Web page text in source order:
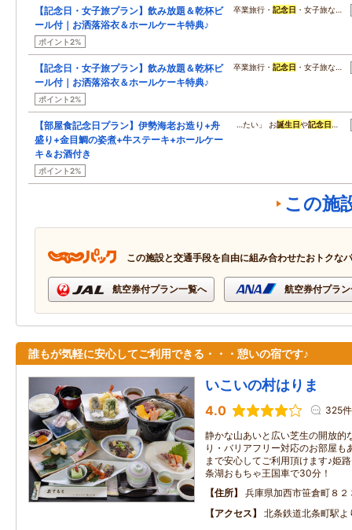
【記念日・女子旅プラン】飲み放題＆乾杯ビ
ール付｜お洒落浴衣＆ホールケーキ特典♪
ポイント2%
卒業旅行・ 記念日 ・女子旅な…
【記念日・女子旅プラン】飲み放題＆乾杯ビ
ール付｜お洒落浴衣＆ホールケーキ特典♪
ポイント2%
卒業旅行・ 記念日 ・女子旅な…
【部屋食記念日プラン】伊勢海老お造り+舟
盛り+金目鯛の姿煮+牛ステーキ+ホールケー
キ＆お酒付き
ポイント2%
…たい」 お誕生日や記念日 …
この施
この施設と交通手段を自由に組み合わせたおトクな
航空券付プラン一覧へ 航空券付プラ
誰もが気軽に安心してご利用できる・・・憩いの宿です♪
いこいの村はりま
4.0 325件
静かな山あいと広い芝生の開放的
り・バリアフリー対応のお部屋も
まで安心してご利用頂けます♪
条湖おもちゃ王国車で30分！
住所
兵庫県加西市笹倉町８２
アクセス
北条鉄道北条町駅よ